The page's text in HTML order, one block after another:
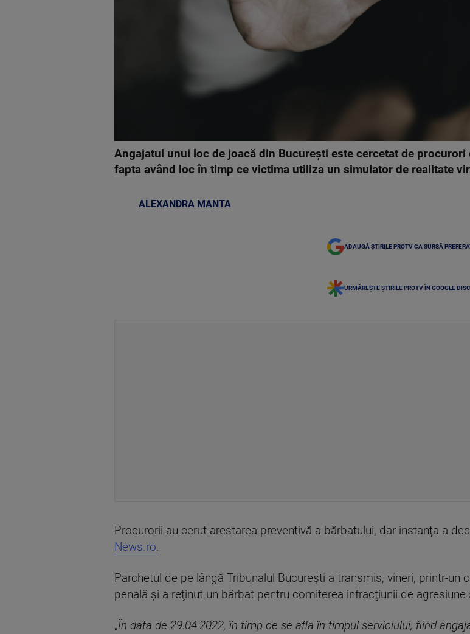
Angajatul unui loc de joacă din Bucureşti este cercetat de
fapta având loc în timp ce victima utiliza un simulator de realitate
ALEXANDRA MANTA
ADAUGĂ ȘTIRILE PROTV CA SURSĂ
URMĂREȘTE ȘTIRILE PROTV ÎN GOOGLE
Procurorii au cerut arestarea preventivă a bărbatului, dar instanţa a
News.ro.
Parchetul de pe lângă Tribunalul Bucureşti a transmis, vineri, printr-
penală şi a reţinut un bărbat pentru comiterea infracţiunii de agresiune
„În data de 29.04.2022, în timp ce se afla în timpul serviciului, fiind